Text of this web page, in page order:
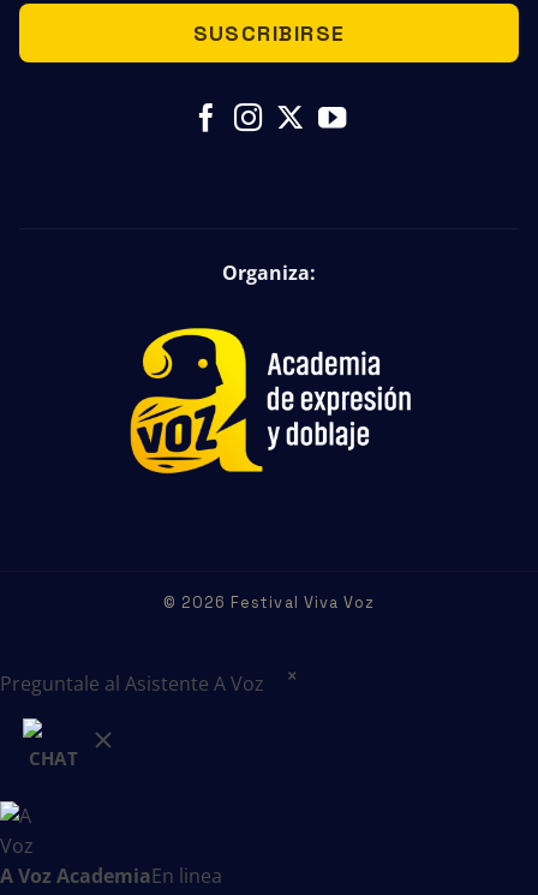
SUSCRIBIRSE
Organiza:
© 2026 Festival Viva Voz
Preguntale al Asistente A Voz ×
A Voz AcademiaEn linea